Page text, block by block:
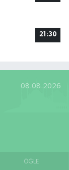
21:30
08.08.2026
ÖĞLE